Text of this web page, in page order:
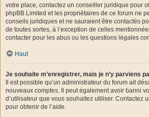
votre place, contactez un conseiller juridique pour
phpBB Limited et les propriétaires de ce forum ne
conseils juridiques et ne sauraient être contactés
de toutes sortes, à l’exception de celles
contacter pour les abus ou les questions légales
Haut
Je souhaite m’enregistrer, mais je n’y parviens
Il est possible qu’un administrateur du forum ait
nouveaux comptes. Il peut également avoir banni
d’utilisateur que vous souhaitez utiliser. Contactez
pour obtenir de l’aide.